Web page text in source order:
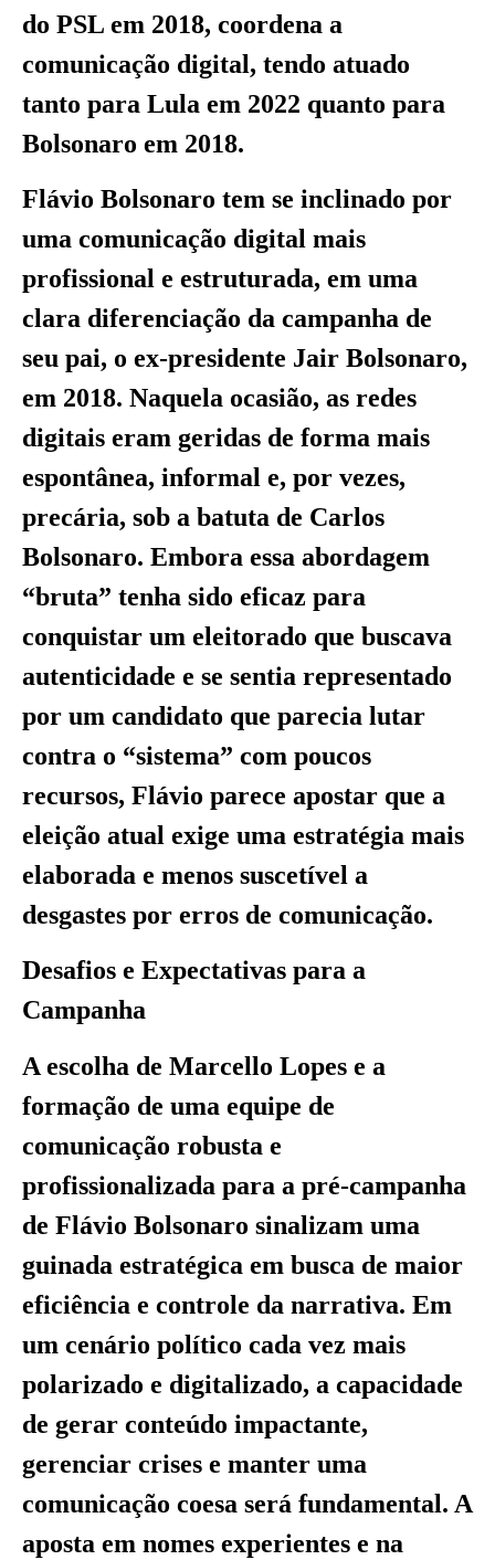
do PSL em 2018, coordena a
comunicação digital, tendo atuado
tanto para Lula em 2022 quanto para
Bolsonaro em 2018.
Flávio Bolsonaro tem se inclinado por
uma comunicação digital mais
profissional e estruturada, em uma
clara diferenciação da campanha de
seu pai, o ex-presidente Jair Bolsonaro,
em 2018. Naquela ocasião, as redes
digitais eram geridas de forma mais
espontânea, informal e, por vezes,
precária, sob a batuta de Carlos
Bolsonaro. Embora essa abordagem
“bruta” tenha sido eficaz para
conquistar um eleitorado que buscava
autenticidade e se sentia representado
por um candidato que parecia lutar
contra o “sistema” com poucos
recursos, Flávio parece apostar que a
eleição atual exige uma estratégia mais
elaborada e menos suscetível a
desgastes por erros de comunicação.
Desafios e Expectativas para a
Campanha
A escolha de Marcello Lopes e a
formação de uma equipe de
comunicação robusta e
profissionalizada para a pré-campanha
de Flávio Bolsonaro sinalizam uma
guinada estratégica em busca de maior
eficiência e controle da narrativa. Em
um cenário político cada vez mais
polarizado e digitalizado, a capacidade
de gerar conteúdo impactante,
gerenciar crises e manter uma
comunicação coesa será fundamental. A
aposta em nomes experientes e na